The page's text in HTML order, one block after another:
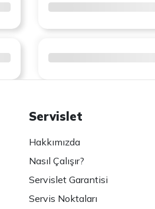
Servislet
Hakkımızda
Nasıl Çalışır?
Servislet Garantisi
Servis Noktaları